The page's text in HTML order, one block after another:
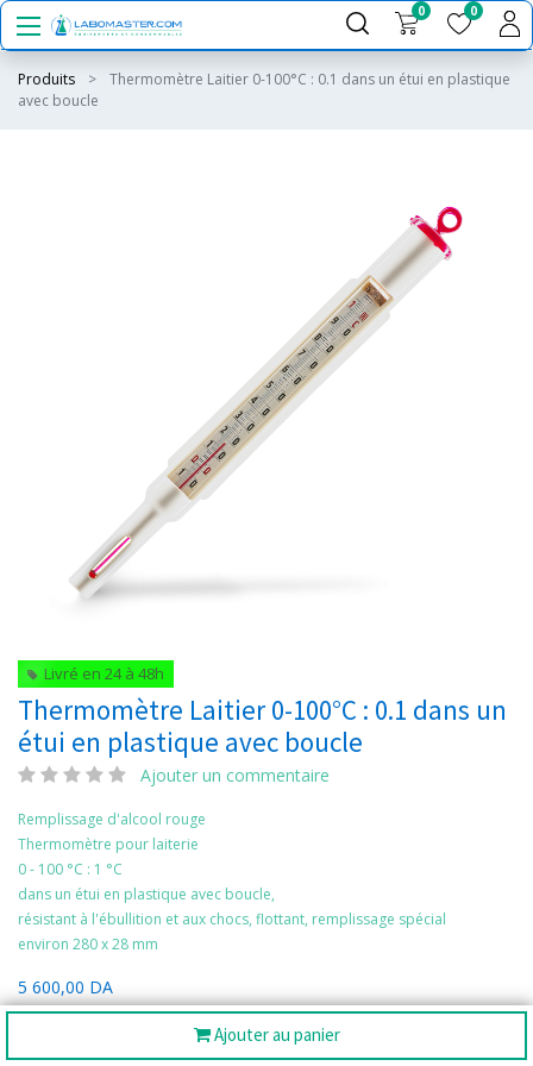
0 0
Produits
Thermomètre Laitier 0-100°C : 0.1 dans un étui en plastique
avec boucle
Ajouter au panier
Livré en 24 à 48h
Thermomètre Laitier 0-100°C : 0.1 dans un
étui en plastique avec boucle
Ajouter un commentaire
Remplissage d'alcool rouge
Thermomètre pour laiterie
0 - 100 °C : 1 °C
dans un étui en plastique avec boucle,
résistant à l'ébullition et aux chocs, flottant, remplissage spécial
environ 280 x 28 mm
5 600,00 DA